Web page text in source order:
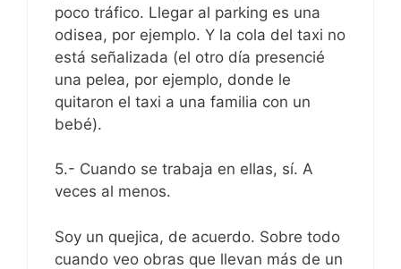
poco tráfico. Llegar al parking es una
odisea, por ejemplo. Y la cola del taxi no
está señalizada (el otro día presencié
una pelea, por ejemplo, donde le
quitaron el taxi a una familia con un
bebé).
5.- Cuando se trabaja en ellas, sí. A
veces al menos.
Soy un quejica, de acuerdo. Sobre todo
cuando veo obras que llevan más de un